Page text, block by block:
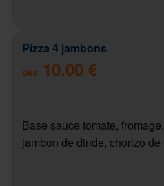
Pizza 4 jambons
Dès 10.00 €
Base sauce tomate,
jambon de dinde, chorizo